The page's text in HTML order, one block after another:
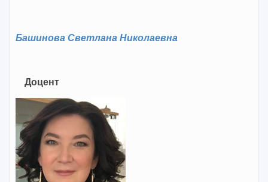
Башинова Светлана Николаевна
Доцент